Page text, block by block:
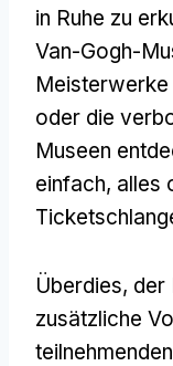
in Ruhe zu
Van-Gogh-
Meisterwerke
oder die
Museen
einfach, alles
Überdies,
zusätzliche